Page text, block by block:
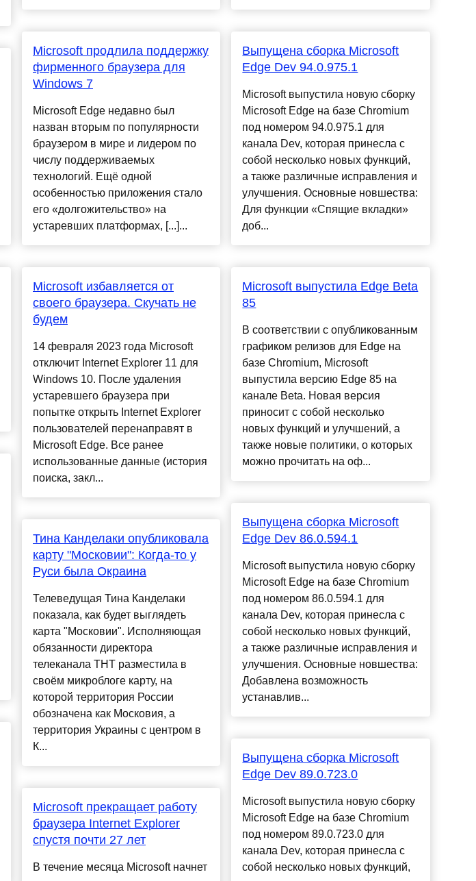
Microsoft продлила поддержку
фирменного браузера для
Windows 7
Microsoft Edge недавно был
назван вторым по популярности
браузером в мире и лидером по
числу поддерживаемых
технологий. Ещё одной
особенностью приложения стало
его «долгожительство» на
устаревших платформах, [...]...
Microsoft избавляется от
своего браузера. Скучать не
будем
14 февраля 2023 года Microsoft
отключит Internet Explorer 11 для
Windows 10. После удаления
устаревшего браузера при
попытке открыть Internet Explorer
пользователей перенаправят в
Microsoft Edge. Все ранее
использованные данные (история
поиска, закл...
Тина Канделаки опубликовала
карту "Московии": Когда-то у
Руси была Окраина
Телеведущая Тина Канделаки
показала, как будет выглядеть
карта "Московии". Исполняющая
обязанности директора
телеканала ТНТ разместила в
своём микроблоге карту, на
которой территория России
обозначена как Московия, а
территория Украины с центром в
К...
Microsoft прекращает работу
браузера Internet Explorer
спустя почти 27 лет
В течение месяца Microsoft начнет
Выпущена сборка Microsoft
Edge Dev 94.0.975.1
Microsoft выпустила новую сборку
Microsoft Edge на базе Chromium
под номером 94.0.975.1 для
канала Dev, которая принесла с
собой несколько новых функций,
а также различные исправления и
улучшения. Основные новшества:
Для функции «Спящие вкладки»
доб...
Microsoft выпустила Edge Beta
85
В соответствии с опубликованным
графиком релизов для Edge на
базе Chromium, Microsoft
выпустила версию Edge 85 на
канале Beta. Новая версия
приносит с собой несколько
новых функций и улучшений, а
также новые политики, о которых
можно прочитать на оф...
Выпущена сборка Microsoft
Edge Dev 86.0.594.1
Microsoft выпустила новую сборку
Microsoft Edge на базе Chromium
под номером 86.0.594.1 для
канала Dev, которая принесла с
собой несколько новых функций,
а также различные исправления и
улучшения. Основные новшества:
Добавлена возможность
устанавлив...
Выпущена сборка Microsoft
Edge Dev 89.0.723.0
Microsoft выпустила новую сборку
Microsoft Edge на базе Chromium
под номером 89.0.723.0 для
канала Dev, которая принесла с
собой несколько новых функций,